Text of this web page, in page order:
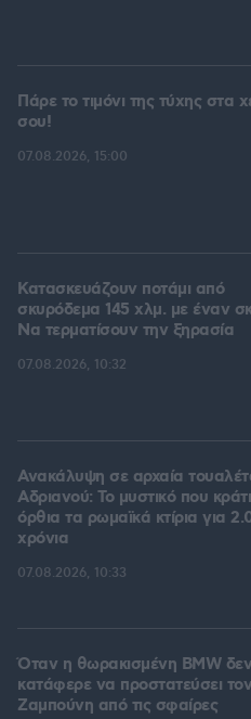
Πάρε το τιμόνι της τύχης στα
σου!
07.08.2026, 15:00
Κατασκευάζουν ποτάμι από
σκυρόδεμα 145 χλμ. με έναν
Να τερματίσουν την ξηρασία
07.08.2026, 10:32
Ανακάλυψη σε αρχαία
Αδριανού: Το μυστικό που
όρθια τα ρωμαϊκά κτίρια για
χρόνια
07.08.2026, 10:33
Όταν η θωρακισμένη BMW δεν
κατάφερε να προστατεύσει τον
Ζαμπούνη από τις σφαίρες